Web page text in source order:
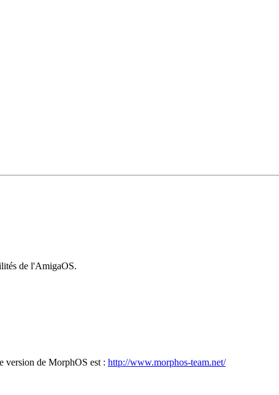
de l'AmigaOS.
version de MorphOS est : http://www.morphos-team.net/